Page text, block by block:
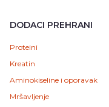
DODACI PREHRANI
Proteini
Kreatin
Aminokiseline i oporavak
Mršavljenje